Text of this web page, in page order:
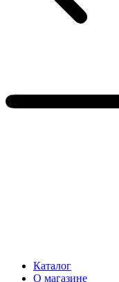
Каталог
О магазине